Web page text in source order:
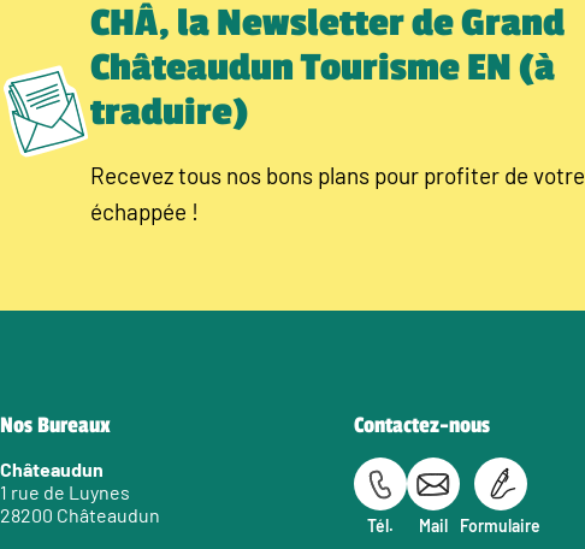
CHÂ, la Newsletter de Grand
Châteaudun Tourisme EN (à
traduire)
Recevez tous nos bons plans pour profiter de votre
échappée !
Nos Bureaux
Châteaudun
1 rue de Luynes
28200 Châteaudun
Contactez-nous
Tél. Mail Formulaire